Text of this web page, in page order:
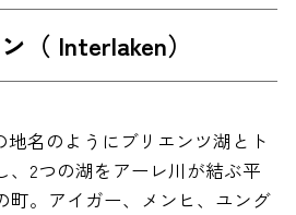
（ Interlaken）
地名のようにブリエンツ湖とト
、2つの湖をアーレ川が結ぶ平
町。アイガー、メンヒ、ユング